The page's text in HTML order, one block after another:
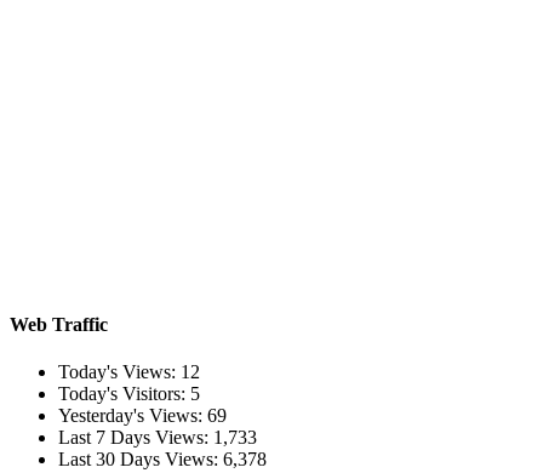
Web Traffic
Today's Views: 12
Today's Visitors: 5
Yesterday's Views: 69
Last 7 Days Views: 1,733
Last 30 Days Views: 6,378